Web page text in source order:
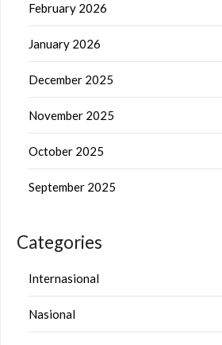
February 2026
January 2026
December 2025
November 2025
October 2025
September 2025
Categories
Internasional
Nasional